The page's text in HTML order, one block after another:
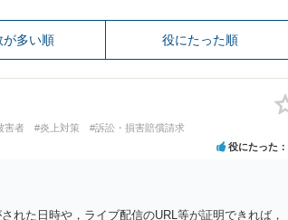
が多い順 役にたった順
害者 #炎上対策 #訴訟・損害賠償請求
役にたった
れた日時や，ライブ配信のURL等が証明できれば，